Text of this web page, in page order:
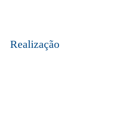
Realização